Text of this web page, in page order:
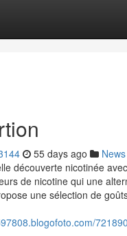
55 days ago News
découverte nicotinée
de nicotine qui une
une sélection de